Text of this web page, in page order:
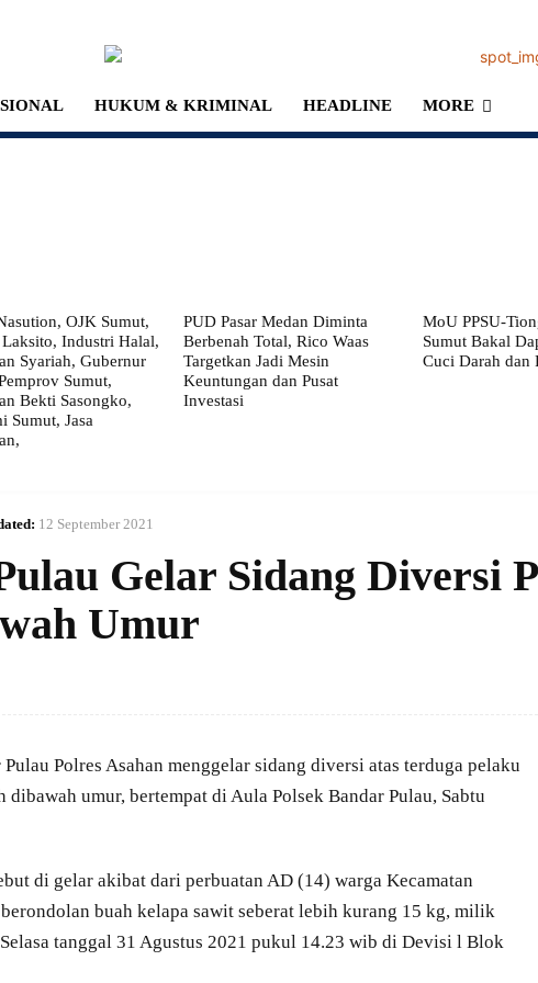
HUKUM & KRIMINAL HEADLINE MORE
OJK Sumut,
Industri Halal,
Syariah, Gubernur
Sumut,
Bekti Sasongko,
Sumut, Jasa
PUD Pasar Medan Diminta
Berbenah Total, Rico Waas
Targetkan Jadi Mesin
Keuntungan dan Pusat
Investasi
MoU PPSU-
Sumut Bakal
Cuci Darah dan
12 September 2021
Gelar Sidang Diversi
Umur
Polres Asahan menggelar sidang diversi atas terduga pelaku
umur, bertempat di Aula Polsek Bandar Pulau, Sabtu
di gelar akibat dari perbuatan AD (14) warga Kecamatan
buah kelapa sawit seberat lebih kurang 15 kg, milik
tanggal 31 Agustus 2021 pukul 14.23 wib di Devisi l Blok